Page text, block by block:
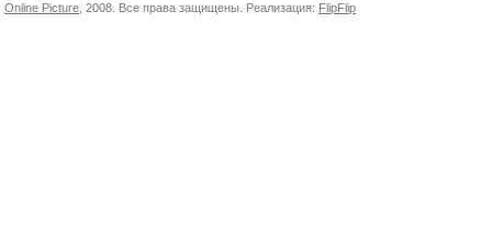
Online Picture , 2008. Все права защищены. Реализация: FlipFlip